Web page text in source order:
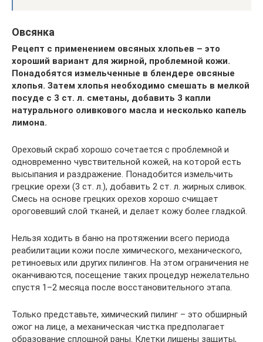
Овсянка
Рецепт с применением овсяных хлопьев – это
хороший вариант для жирной, проблемной кожи.
Понадобятся измельченные в блендере овсяные
хлопья. Затем хлопья необходимо смешать в мелкой
посуде с 3 ст. л. сметаны, добавить 3 капли
натурального оливкового масла и несколько капель
лимона.
Ореховый скраб хорошо сочетается с проблемной и
одновременно чувствительной кожей, на которой есть
высыпания и раздражение. Понадобится измельчить
грецкие орехи (3 ст. л.), добавить 2 ст. л. жирных сливок.
Смесь на основе грецких орехов хорошо счищает
ороговевший слой тканей, и делает кожу более гладкой.
Нельзя ходить в баню на протяжении всего периода
реабилитации кожи после химического, механического,
ретиноевых или других пилингов. На этом ограничения не
оканчиваются, посещение таких процедур нежелательно
спустя 1–2 месяца после восстановительного этапа.
Только представьте, химический пилинг – это обширный
ожог на лице, а механическая чистка предполагает
образование сплошной раны. Клетки лишены защиты,